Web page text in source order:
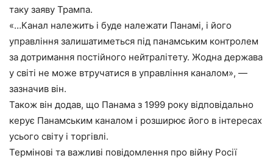
таку заяву Трампа.
«…Канал належить і буде належати Панамі, і його
управління залишатиметься під панамським контролем
за дотримання постійного нейтралітету. Жодна держава
у світі не може втручатися в управління каналом», —
зазначив він.
Також він додав, що Панама з 1999 року відповідально
керує Панамським каналом і розширює його в інтересах
усього світу і торгівлі.
Термінові та важливі повідомлення про війну Росії